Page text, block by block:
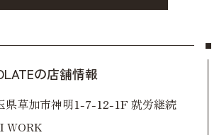
の店舗情報
県草加市神明1-7-12-1F 就労継続
WORK